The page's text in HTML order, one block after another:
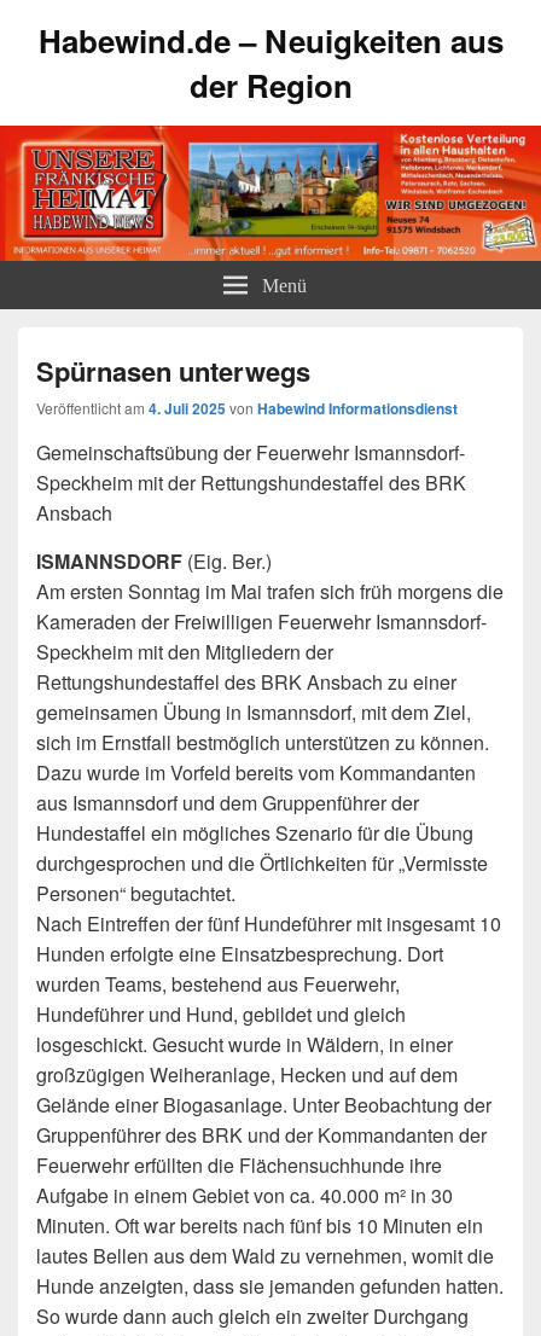
Habewind.de – Neuigkeiten aus
der Region
Menü
Spürnasen unterwegs
Veröffentlicht am 4. Juli 2025von Habewind Informationsdienst
Gemeinschaftsübung der Feuerwehr Ismannsdorf-
Speckheim mit der Rettungshundestaffel des BRK
Ansbach
ISMANNSDORF (Eig. Ber.)
Am ersten Sonntag im Mai trafen sich früh morgens die
Kameraden der Freiwilligen Feuerwehr Ismannsdorf-
Speckheim mit den Mitgliedern der
Rettungshundestaffel des BRK Ansbach zu einer
gemeinsamen Übung in Ismannsdorf, mit dem Ziel,
sich im Ernstfall bestmöglich unterstützen zu können.
Dazu wurde im Vorfeld bereits vom Kommandanten
aus Ismannsdorf und dem Gruppenführer der
Hundestaffel ein mögliches Szenario für die Übung
durchgesprochen und die Örtlichkeiten für „Vermisste
Personen“ begutachtet.
Nach Eintreffen der fünf Hundeführer mit insgesamt 10
Hunden erfolgte eine Einsatzbesprechung. Dort
wurden Teams, bestehend aus Feuerwehr,
Hundeführer und Hund, gebildet und gleich
losgeschickt. Gesucht wurde in Wäldern, in einer
großzügigen Weiheranlage, Hecken und auf dem
Gelände einer Biogasanlage. Unter Beobachtung der
Gruppenführer des BRK und der Kommandanten der
Feuerwehr erfüllten die Flächensuchhunde ihre
Aufgabe in einem Gebiet von ca. 40.000 m² in 30
Minuten. Oft war bereits nach fünf bis 10 Minuten ein
lautes Bellen aus dem Wald zu vernehmen, womit die
Hunde anzeigten, dass sie jemanden gefunden hatten.
So wurde dann auch gleich ein zweiter Durchgang